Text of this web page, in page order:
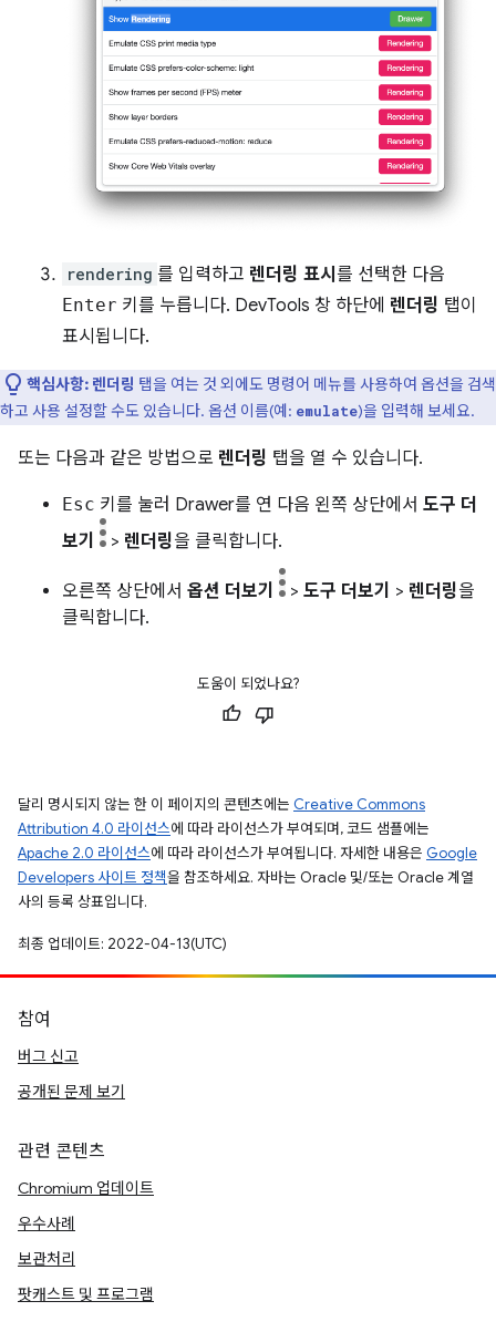
rendering 를 입력하고 렌더링 표시 를 선택한 다음
Enter 키를 누릅니다. DevTools 창 하단에 렌더링 탭이
표시됩니다.
핵심사항: 렌더링 탭을 여는 것 외에도 명령어 메뉴를 사용하여 옵션을 검색
하고 사용 설정할 수도 있습니다. 옵션 이름(예: emulate)을 입력해 보세요.
또는 다음과 같은 방법으로 렌더링 탭을 열 수 있습니다.
Esc 키를 눌러 Drawer를 연 다음 왼쪽 상단에서 도구 더
보기
> 렌더링을 클릭합니다.
오른쪽 상단에서 옵션 더보기 > 도구 더보기 > 렌더링을
클릭합니다.
도움이 되었나요?
달리 명시되지 않는 한 이 페이지의 콘텐츠에는 Creative Commons
Attribution 4.0 라이선스에 따라 라이선스가 부여되며, 코드 샘플에는
Apache 2.0 라이선스에 따라 라이선스가 부여됩니다. 자세한 내용은 Google
Developers 사이트 정책을 참조하세요. 자바는 Oracle 및/또는 Oracle 계열
사의 등록 상표입니다.
최종 업데이트: 2022-04-13(UTC)
참여
버그 신고
공개된 문제 보기
관련 콘텐츠
Chromium 업데이트
우수사례
보관처리
팟캐스트 및 프로그램